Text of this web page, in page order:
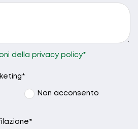
essere ricontattato?
della privacy policy*
Non acconsento